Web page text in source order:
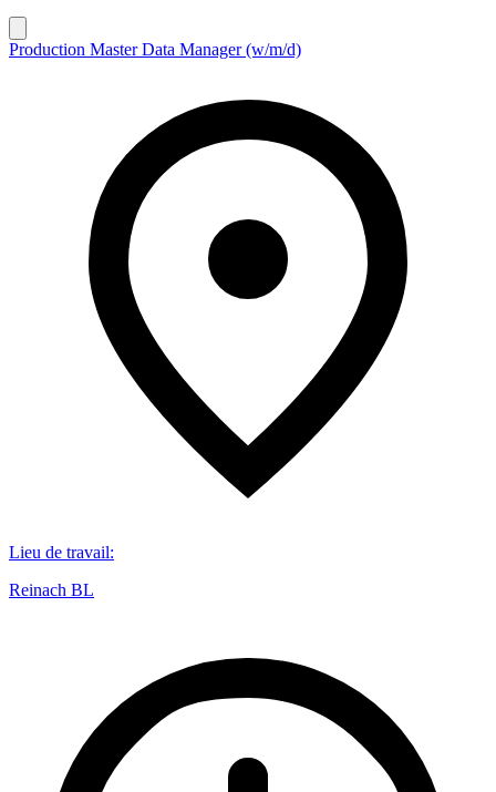
Production Master Data Manager (w/m/d)
Lieu de travail:
Reinach BL